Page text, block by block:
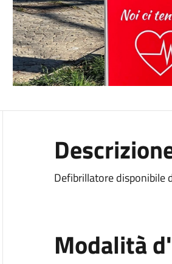
Defibrillatore disponibile
Modalità